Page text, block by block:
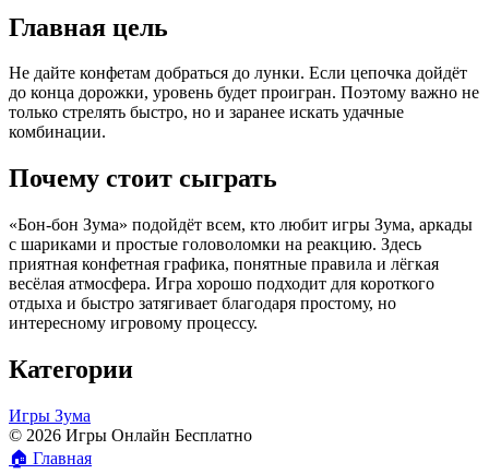
Главная цель
Не дайте конфетам добраться до лунки. Если цепочка дойдёт
до конца дорожки, уровень будет проигран. Поэтому важно не
только стрелять быстро, но и заранее искать удачные
комбинации.
Почему стоит сыграть
«Бон-бон Зума» подойдёт всем, кто любит игры Зума, аркады
с шариками и простые головоломки на реакцию. Здесь
приятная конфетная графика, понятные правила и лёгкая
весёлая атмосфера. Игра хорошо подходит для короткого
отдыха и быстро затягивает благодаря простому, но
интересному игровому процессу.
Категории
Игры Зума
© 2026 Игры Онлайн Бесплатно
🏠 Главная